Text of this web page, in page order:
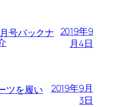
号バックナ 2019年9
月4日
ツを履い
2019年9月
3日